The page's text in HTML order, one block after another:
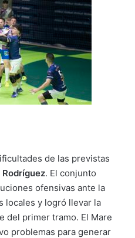
de las previstas
. El conjunto
ofensivas ante la
locales y logró llevar la
del primer tramo. El Mare
problemas para generar